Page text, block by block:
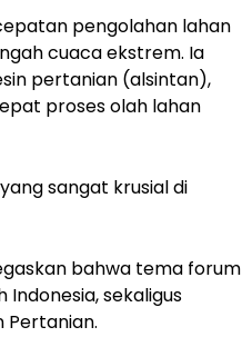
pengolahan lahan
cuaca ekstrem. Ia
pertanian (alsintan),
proses olah lahan
sangat krusial di
bahwa tema forum
sekaligus